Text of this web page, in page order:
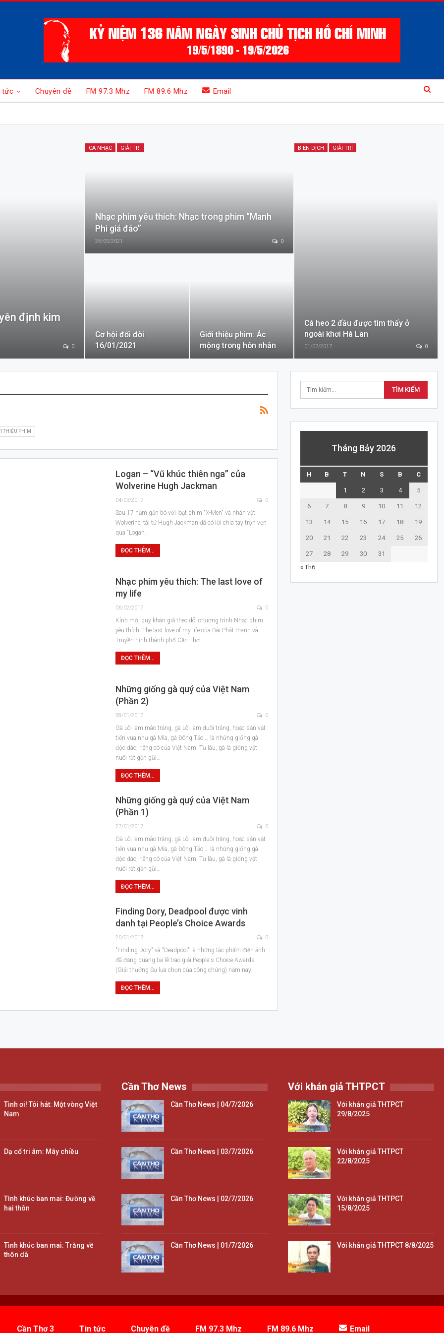
tức Chuyên đề FM 97.3 Mhz FM 89.6 Mhz Email
định kim
0
CA NHẠC GIẢI TRÍ
Nhạc phim yêu thích: Nhạc trong phim “Manh
Phi giá đáo”
26/05/2021 0
Cơ hội đổi đời
16/01/2021
Giới thiệu phim: Ác
mộng trong hôn nhân
BIÊN DỊCH GIẢI TRÍ
Cá heo 2 đầu được tìm thấy ở
ngoài khơi Hà Lan
01/07/2017 0
THIỆU PHIM
Logan – “Vũ khúc thiên nga” của
Wolverine Hugh Jackman
04/03/2017 0
Sau 17 năm gắn bó với loạt phim "X-Men" và nhân vật
Wolverine, tài tử Hugh Jackman đã có lời chia tay trọn vẹn
qua "Logan.
ĐỌC THÊM...
Nhạc phim yêu thích: The last love of
my life
06/02/2017 0
Kính mời quý khán giả theo dõi chương trình Nhạc phim
yêu thích: The last love of my life của Đài Phát thanh và
Truyền hình thành phố Cần Thơ.
ĐỌC THÊM...
Những giống gà quý của Việt Nam
(Phần 2)
28/01/2017 0
Gà Lôi lam mào trắng, gà Lôi lam đuôi trắng, hoặc sản vật
tiến vua như gà Mía, gà Đông Tảo … là những giống gà
độc đáo, riêng có của Việt Nam. Từ lâu, gà là giống vật
nuôi rất gần gũi…
ĐỌC THÊM...
Những giống gà quý của Việt Nam
(Phần 1)
27/01/2017 0
Gà Lôi lam mào trắng, gà Lôi lam đuôi trắng, hoặc sản vật
tiến vua như gà Mía, gà Đông Tảo … là những giống gà
độc đáo, riêng có của Việt Nam. Từ lâu, gà là giống vật
nuôi rất gần gũi…
ĐỌC THÊM...
Finding Dory, Deadpool được ​vinh
danh tại People’s Choice Awards
20/01/2017 0
"Finding Dory" và "Deadpool" là những tác phẩm điện ảnh
đã đăng quang tại lễ trao giải People's Choice Awards
(Giải thưởng Sự lựa chọn của công chúng) năm nay.
ĐỌC THÊM...
Tháng Bảy 2026
H B T N S B C
1 2 3 4 5
6 7 8 9 10 11 12
13 14 15 16 17 18 19
20 21 22 23 24 25 26
27 28 29 30
31
« Th6
Tình ơi! Tôi hát: Một vòng Việt
Nam
Dạ cổ tri âm: Mây chiều
Tình khúc ban mai: Đường về
hai thôn
Tình khúc ban mai: Trăng về
thôn dã
Cần Thơ News
Cần Thơ News | 04/7/2026
Cần Thơ News | 03/7/2026
Cần Thơ News | 02/7/2026
Cần Thơ News | 01/7/2026
Với khán giả THTPCT
Với khán giả THTPCT
29/8/2025
Với khán giả THTPCT
22/8/2025
Với khán giả THTPCT
15/8/2025
Với khán giả THTPCT 8/8/2025
Cần Thơ 3 Tin tức Chuyên đề FM 97.3 Mhz FM 89.6 Mhz Email